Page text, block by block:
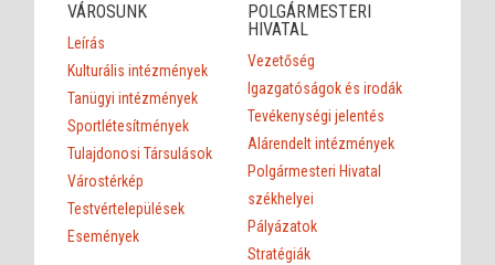
VÁROSUNK
Leírás
Kulturális intézmények
Tanügyi intézmények
Sportlétesítmények
Tulajdonosi Társulások
Várostérkép
Testvértelepülések
Események
POLGÁRMESTERI
HIVATAL
Vezetőség
Igazgatóságok és irodák
Tevékenységi jelentés
Alárendelt intézmények
Polgármesteri Hivatal
székhelyei
Pályázatok
Stratégiák